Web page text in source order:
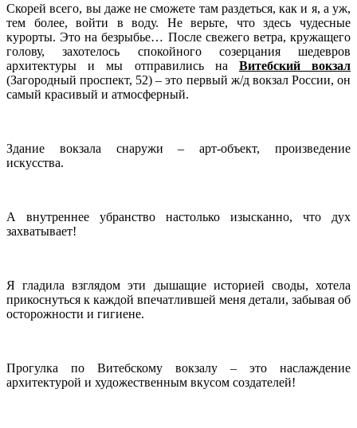
Скорей всего, вы даже не сможете там раздеться, как и я, а уж,
тем более, войти в воду. Не верьте, что здесь чудесные
курорты. Это на безрыбье… После свежего ветра, кружащего
голову, захотелось спокойного созерцания шедевров
архитектуры и мы отправились на Витебский вокзал
(Загородный проспект, 52) – это первый ж/д вокзал России, он
самый красивый и атмосферный.
Здание вокзала снаружи – арт-объект, произведение
искусства.
А внутреннее убранство настолько изысканно, что дух
захватывает!
Я гладила взглядом эти дышащие историей своды, хотела
прикоснуться к каждой впечатлившей меня детали, забывая об
осторожности и гигиене.
Прогулка по Витебскому вокзалу – это наслаждение
архитектурой и художественным вкусом создателей!